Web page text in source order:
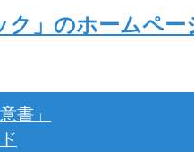
」のホームペー
書」